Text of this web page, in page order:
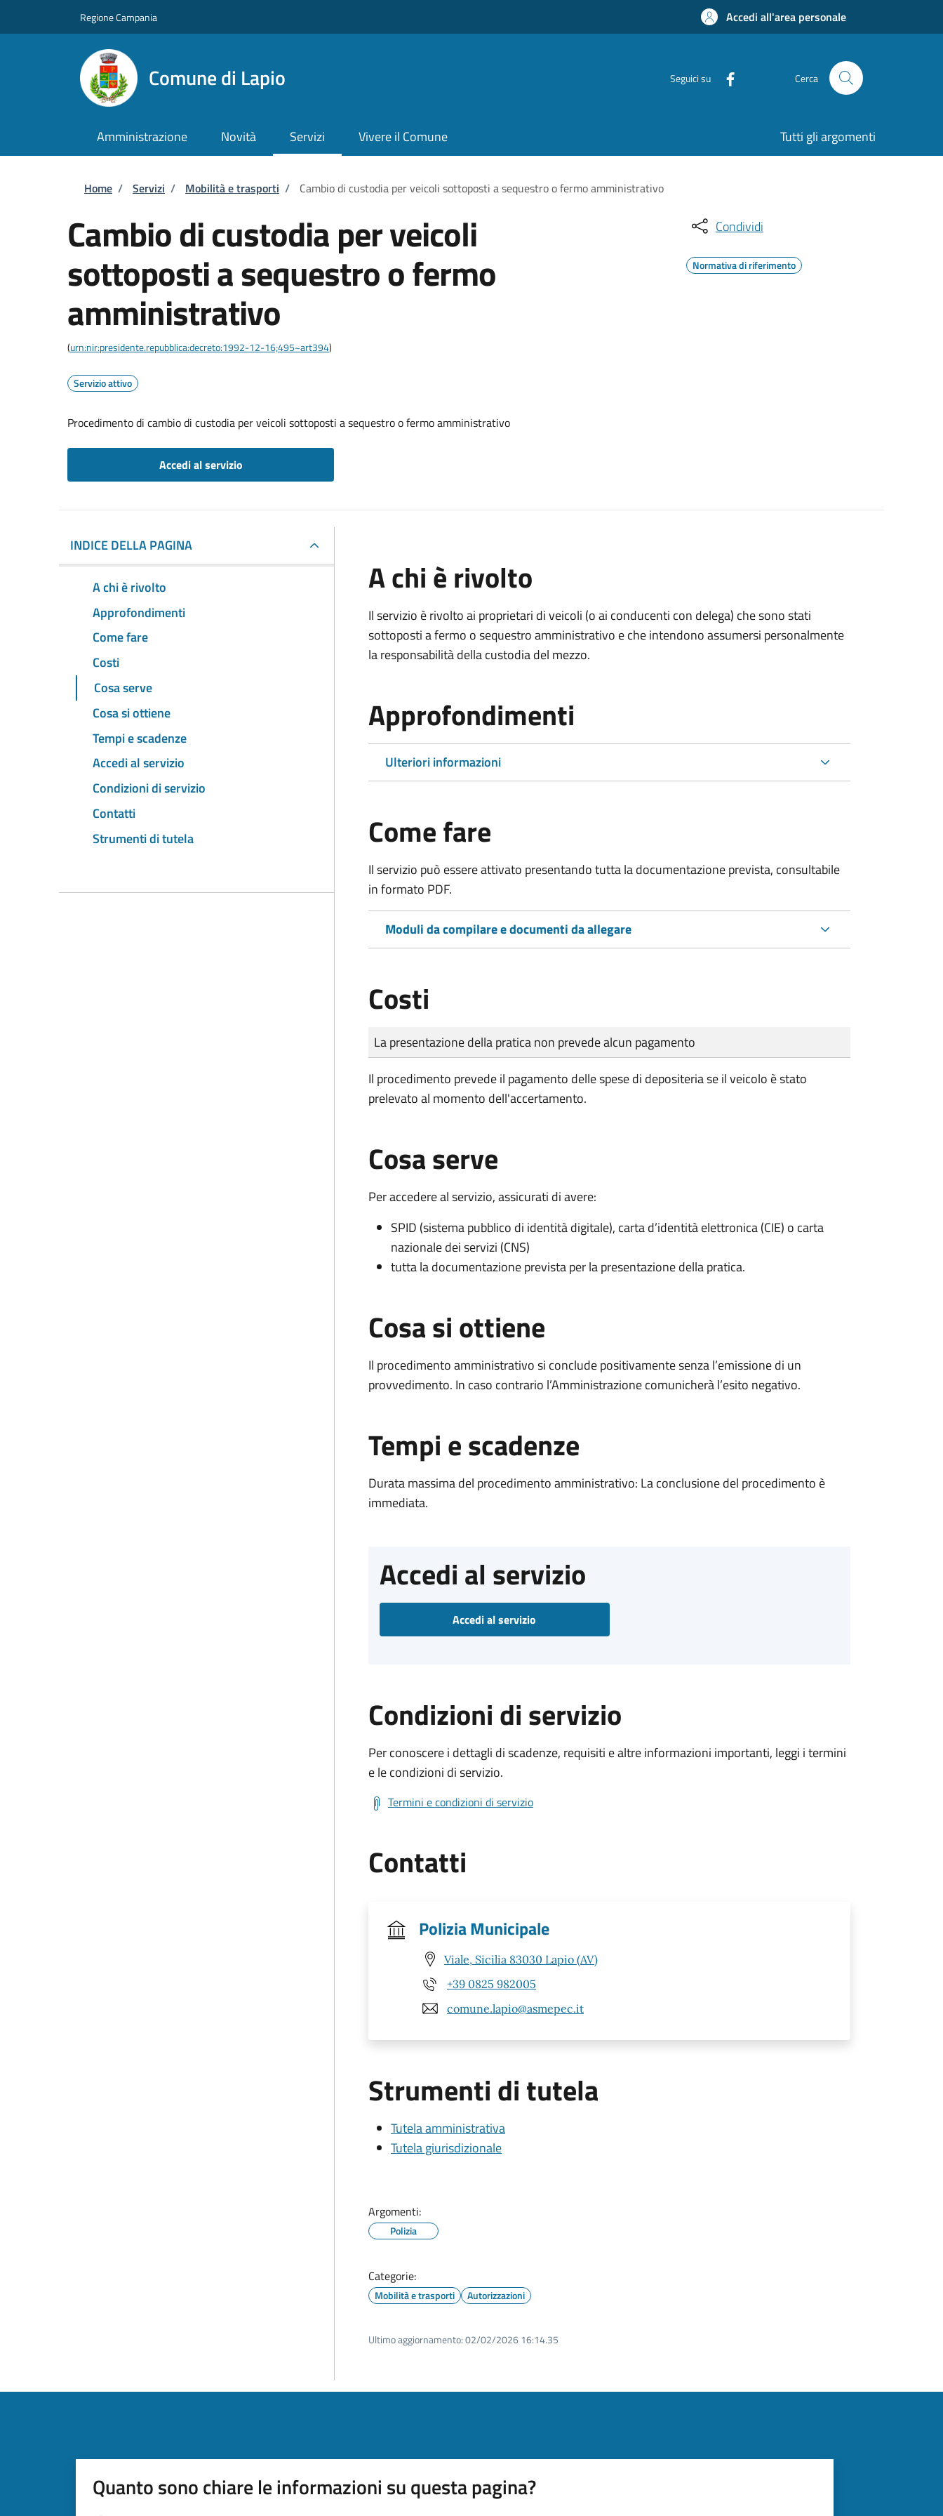
Regione Campania Accedi all'area personale
Comune di Lapio Seguici su Cerca
Amministrazione Novità Servizi Vivere il Comune Tutti gli argomenti
Briciole di pane
Home / Servizi / Mobilità e trasporti / Cambio di custodia per veicoli sottoposti a sequestro o fermo amministrativo
Cambio di custodia per veicoli
sottoposti a sequestro o fermo
amministrativo
(urn:nir:presidente.repubblica:decreto:1992-12-16;495~art394)
Servizio attivo
Procedimento di cambio di custodia per veicoli sottoposti a sequestro o fermo amministrativo
Accedi al servizio
Condividi
Normativa di riferimento
INDICE DELLA PAGINA
A chi è rivolto
Approfondimenti
Come fare
Costi
Cosa serve
Cosa si ottiene
Tempi e scadenze
Accedi al servizio
Condizioni di servizio
Contatti
Strumenti di tutela
A chi è rivolto
Il servizio è rivolto ai proprietari di veicoli (o ai conducenti con delega) che sono stati
sottoposti a fermo o sequestro amministrativo e che intendono assumersi personalmente
la responsabilità della custodia del mezzo.
Approfondimenti
Ulteriori informazioni
Come fare
Il servizio può essere attivato presentando tutta la documentazione prevista, consultabile
in formato PDF.
Moduli da compilare e documenti da allegare
Costi
Tipo di pagamento
Importo
La presentazione della pratica non prevede alcun pagamento
Il procedimento prevede il pagamento delle spese di depositeria se il veicolo è stato
prelevato al momento dell'accertamento.
Cosa serve
Per accedere al servizio, assicurati di avere:
SPID (sistema pubblico di identità digitale), carta d’identità elettronica (CIE) o carta
nazionale dei servizi (CNS)
tutta la documentazione prevista per la presentazione della pratica.
Cosa si ottiene
Il procedimento amministrativo si conclude positivamente senza l’emissione di un
provvedimento. In caso contrario l’Amministrazione comunicherà l’esito negativo.
Tempi e scadenze
Durata massima del procedimento amministrativo: La conclusione del procedimento è
immediata.
Accedi al servizio
Accedi al servizio
Condizioni di servizio
Per conoscere i dettagli di scadenze, requisiti e altre informazioni importanti, leggi i termini
e le condizioni di servizio.
Termini e condizioni di servizio
Contatti
Polizia Municipale
Viale, Sicilia 83030 Lapio (AV)
+39 0825 982005
comune.lapio@asmepec.it
Strumenti di tutela
Tutela amministrativa
Tutela giurisdizionale
Argomenti:
Polizia
Categorie:
Mobilità e trasporti Autorizzazioni
Ultimo aggiornamento:02/02/2026 16:14.35
Quanto sono chiare le informazioni su questa pagina?